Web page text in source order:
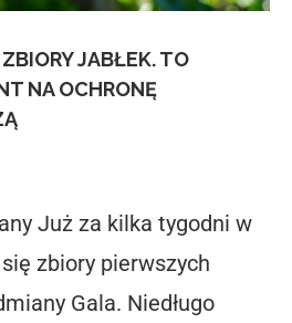
JABŁEK. TO
NA OCHRONĘ
Już za kilka tygodni w
zbiory pierwszych
Gala. Niedługo